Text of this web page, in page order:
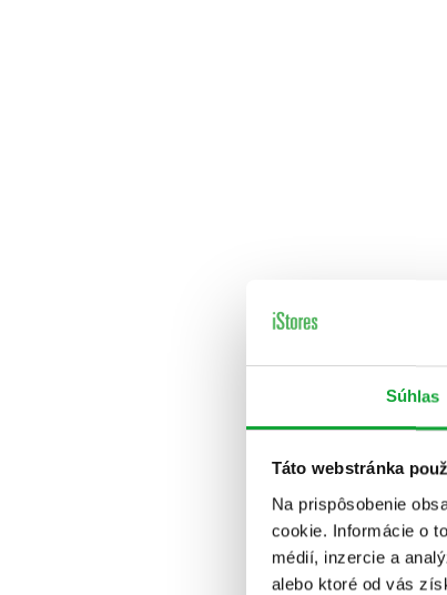
Súhlas
Táto webstránka
Na prispôsobenie
cookie. Informácie o
médií, inzercie a
alebo ktoré od vás